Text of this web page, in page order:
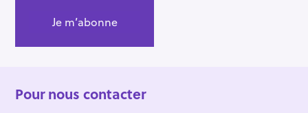
Pour nous contacter